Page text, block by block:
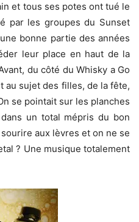
et tous ses potes ont tué le
par les groupes du Sunset
bonne partie des années
leur place en haut de la
du côté du Whisky a Go
au sujet des filles, de la fête,
se pointait sur les planches
un total mépris du bon
aux lèvres et on ne se
? Une musique totalement